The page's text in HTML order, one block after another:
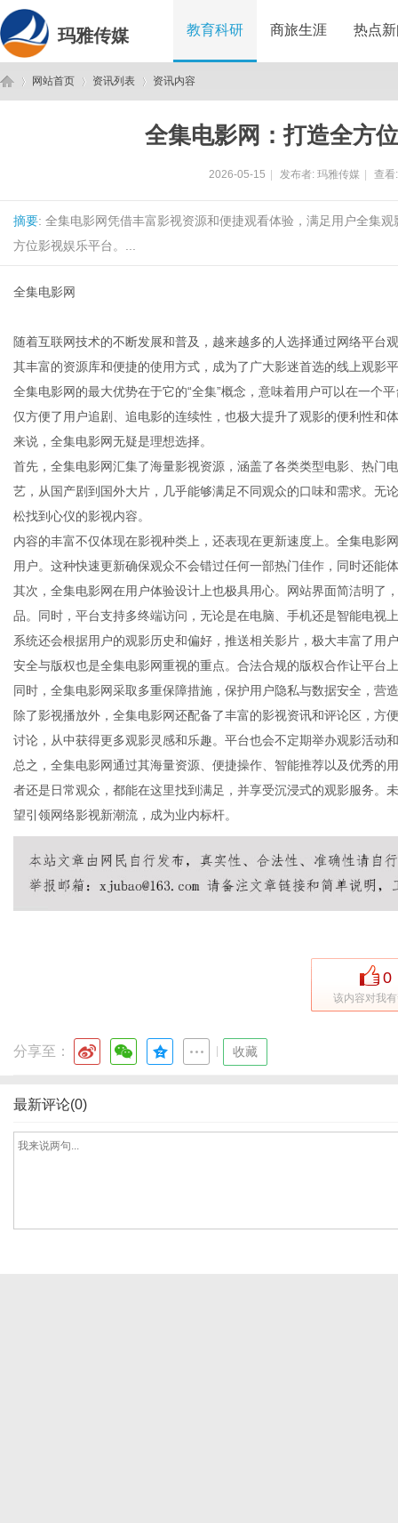
玛雅传媒 教育科研 商旅生涯 热点
网站首页 资讯列表 资讯内容
全集电影网：打造全方
2026-05-15 发布者: 玛雅传媒 查
摘要: 全集电影网凭借丰富影视资源和便捷观看体验，满足用户全集
方位影视娱乐平台。...
全集电影网
随着互联网技术的不断发展和普及，越来越多的人选择通过网络平台
其丰富的资源库和便捷的使用方式，成为了广大影迷首选的线上观影
全集电影网的最大优势在于它的“全集”概念，意味着用户可以在一个
仅方便了用户追剧、追电影的连续性，也极大提升了观影的便利性和
来说，全集电影网无疑是理想选择。
首先，全集电影网汇集了海量影视资源，涵盖了各类类型电影、热门
艺，从国产剧到国外大片，几乎能够满足不同观众的口味和需求。无
松找到心仪的影视内容。
内容的丰富不仅体现在影视种类上，还表现在更新速度上。全集电影
用户。这种快速更新确保观众不会错过任何一部热门佳作，同时还能
其次，全集电影网在用户体验设计上也极具用心。网站界面简洁明了
品。同时，平台支持多终端访问，无论是在电脑、手机还是智能电视
系统还会根据用户的观影历史和偏好，推送相关影片，极大丰富了用
安全与版权也是全集电影网重视的重点。合法合规的版权合作让平台
同时，全集电影网采取多重保障措施，保护用户隐私与数据安全，营
除了影视播放外，全集电影网还配备了丰富的影视资讯和评论区，方
讨论，从中获得更多观影灵感和乐趣。平台也会不定期举办观影活动
总之，全集电影网通过其海量资源、便捷操作、智能推荐以及优秀的
者还是日常观众，都能在这里找到满足，并享受沉浸式的观影服务。
望引领网络影视新潮流，成为业内标杆。
0
该内容对我
分享至： 收藏
最新评论(0)